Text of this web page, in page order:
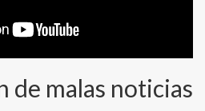
de malas noticias